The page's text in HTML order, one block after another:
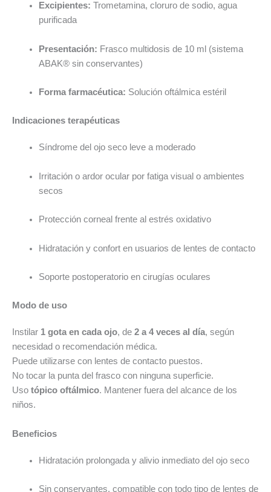
Excipientes: Trometamina, cloruro de sodio, agua
purificada
Presentación: Frasco multidosis de 10 ml (sistema
ABAK® sin conservantes)
Forma farmacéutica: Solución oftálmica estéril
Indicaciones terapéuticas
Síndrome del ojo seco leve a moderado
Irritación o ardor ocular por fatiga visual o ambientes
secos
Protección corneal frente al estrés oxidativo
Hidratación y confort en usuarios de lentes de contacto
Soporte postoperatorio en cirugías oculares
Modo de uso
Instilar 1 gota en cada ojo, de 2 a 4 veces al día, según
necesidad o recomendación médica.
Puede utilizarse con lentes de contacto puestos.
No tocar la punta del frasco con ninguna superficie.
Uso tópico oftálmico. Mantener fuera del alcance de los
niños.
Beneficios
Hidratación prolongada y alivio inmediato del ojo seco
Sin conservantes, compatible con todo tipo de lentes de